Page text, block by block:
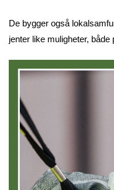
De bygger også
jenter like muligheter, både